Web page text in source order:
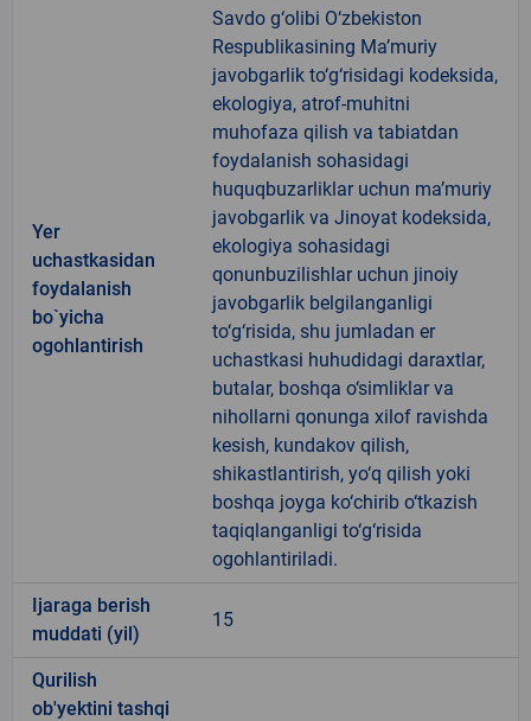
Yer
uchastkasidan
foydalanish
bo`yicha
ogohlantirish
Savdo g‘olibi O‘zbekiston
Respublikasining Ma’muriy
javobgarlik to‘g‘risidagi kodeksida,
ekologiya, atrof-muhitni
muhofaza qilish va tabiatdan
foydalanish sohasidagi
huquqbuzarliklar uchun ma’muriy
javobgarlik va Jinoyat kodeksida,
ekologiya sohasidagi
qonunbuzilishlar uchun jinoiy
javobgarlik belgilanganligi
to‘g‘risida, shu jumladan er
uchastkasi huhudidagi daraxtlar,
butalar, boshqa o‘simliklar va
nihollarni qonunga xilof ravishda
kesish, kundakov qilish,
shikastlantirish, yo‘q qilish yoki
boshqa joyga ko‘chirib o‘tkazish
taqiqlanganligi to‘g‘risida
ogohlantiriladi.
Ijaraga berish
muddati (yil)
15
Qurilish
ob'yektini tashqi